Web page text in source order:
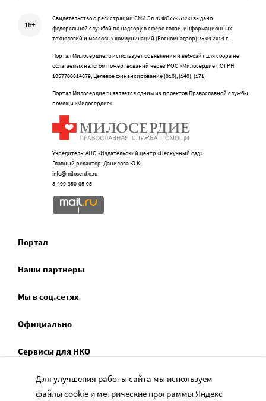
16+
Свидетельство о регистрации СМИ Эл № ФС77-57850 выдано
федеральной службой по надзору в сфере связи, информационных
технологий и массовых коммуникаций (Роскомнадзор) 25.04.2014 г.
Портал Милосердие.ru использует объявления и веб-сайт для сбора не
облагаемых налогом пожертвований через РОО «Милосердие», ОГРН
1057700014679, Целевое финансирование (010), (140), (171)
Портал Милосердие.ru является одним из проектов Православной службы
помощи «Милосердие»
Учредитель: АНО «Издательский центр «Нескучный сад»
Главный редактор: Данилова Ю.К.
info@miloserdie.ru
8-499-350-05-95
Портал
Наши партнеры
Мы в соц.сетях
Официально
Сервисы для НКО
Спецпроекты
Для улучшения работы сайта мы используем
файлы cookie и метрические программы Яндекс